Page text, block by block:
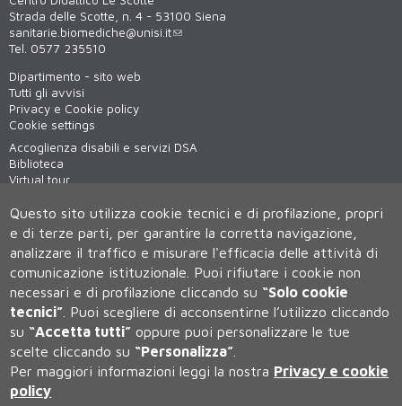
Strada delle Scotte, n. 4 - 53100 Siena
sanitarie.biomediche@unisi.it
Tel. 0577 235510
Dipartimento - sito web
Tutti gli avvisi
Privacy e Cookie policy
Cookie settings
Accoglienza disabili e servizi DSA
Biblioteca
Virtual tour
Università degli Studi di Siena
Rettorato, via Banchi di Sotto 55, 53100 Siena ITALIA
P.IVA 00273530527 | C.F. 80002070524 | Caselle Pec:Posta
Elettronica Certificata
Questo sito utilizza cookie tecnici e di profilazione, propri
e di terze parti, per garantire la corretta navigazione,
analizzare il traffico e misurare l'efficacia delle attività di
comunicazione istituzionale. Puoi rifiutare i cookie non
necessari e di profilazione cliccando su “Solo cookie
tecnici” Puoi scegliere di acconsentirne l’utilizzo cliccando
su “Accetta tutti” oppure puoi personalizzare le tue
scelte cliccando su “Personalizza”
Per maggiori informazioni leggi la nostra Privacy e cookie
policy